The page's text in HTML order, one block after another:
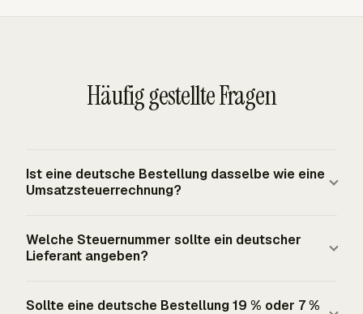
Häufig gestellte Fragen
Ist eine deutsche Bestellung dasselbe wie eine
Umsatzsteuerrechnung?
Käufers vor der Lieferung oder Leistung, während eine
Umsatzsteuerrechnung die steuerpflichtige Lieferung
Deutsche Umsatzsteuerrechnungsregeln nach § 14 UStG
Welche Steuernummer sollte ein deutscher
Lieferant angeben?
Sollte eine deutsche Bestellung 19 % oder 7 %